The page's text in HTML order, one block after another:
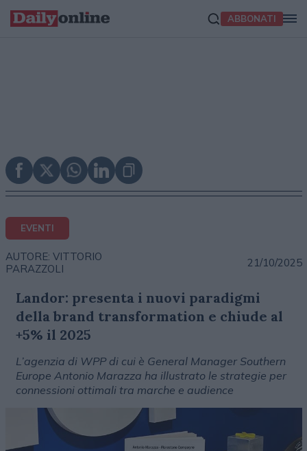
ABBONATI
EVENTI
AUTORE: VITTORIO
PARAZZOLI
21/10/2025
Landor: presenta i nuovi paradigmi
della brand transformation e chiude al
+5% il 2025
L’agenzia di WPP di cui è General Manager Southern
Europe Antonio Marazza ha illustrato le strategie per
connessioni ottimali tra marche e audience